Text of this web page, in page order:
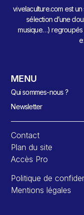
vivelaculture.com est
sélection d’une
musique…) regroupés
MENU
Qui sommes-nous ?
Newsletter
Contact
Plan du site
Accès Pro
Politique de
Mentions légales